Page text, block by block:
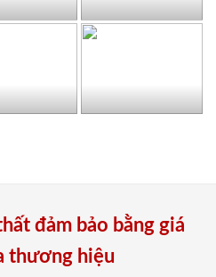
đảm bảo bằng giá
thương hiệu